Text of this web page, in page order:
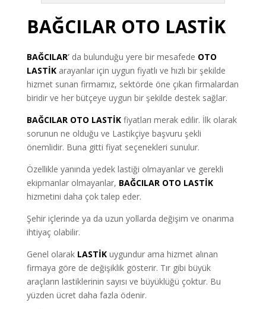
BAĞCILAR OTO LASTİK
BAĞCILAR’ da bulunduğu yere bir mesafede OTO
LASTİK arayanlar için uygun fiyatlı ve hızlı bir şekilde
hizmet sunan firmamız, sektörde öne çıkan firmalardan
biridir ve her bütçeye uygun bir şekilde destek sağlar.
BAĞCILAR OTO LASTİK fiyatları merak edilir. İlk olarak
sorunun ne olduğu ve Lastikçiye başvuru şekli
önemlidir. Buna gitti fiyat seçenekleri sunulur.
Özellikle yanında yedek lastiği olmayanlar ve gerekli
ekipmanlar olmayanlar, BAĞCILAR OTO LASTİK
hizmetini daha çok talep eder.
Şehir içlerinde ya da uzun yollarda değişim ve onarıma
ihtiyaç olabilir.
Genel olarak LASTİK uygundur ama hizmet alınan
firmaya göre de değişiklik gösterir. Tır gibi büyük
araçların lastiklerinin sayısı ve büyüklüğü çoktur. Bu
yüzden ücret daha fazla ödenir.